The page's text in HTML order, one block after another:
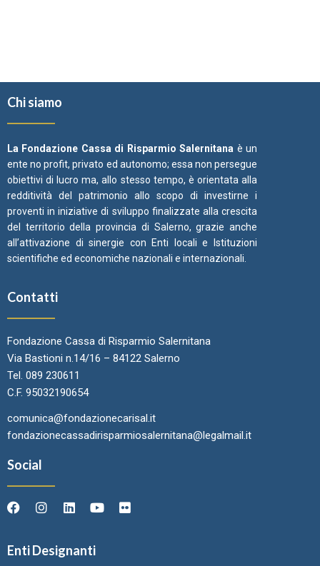
Chi siamo
La Fondazione Cassa di Risparmio Salernitana è un
ente no profit, privato ed autonomo; essa non persegue
obiettivi di lucro ma, allo stesso tempo, è orientata alla
redditività del patrimonio allo scopo di investirne i
proventi in iniziative di sviluppo finalizzate alla crescita
del territorio della provincia di Salerno, grazie anche
all’attivazione di sinergie con Enti locali e Istituzioni
scientifiche ed economiche nazionali e internazionali.
Contatti
Fondazione Cassa di Risparmio Salernitana
Via Bastioni n.14/16 – 84122 Salerno
Tel. 089 230611
C.F. 95032190654
comunica@fondazionecarisal.it
fondazionecassadirisparmiosalernitana@legalmail.it
Social
Enti Designanti